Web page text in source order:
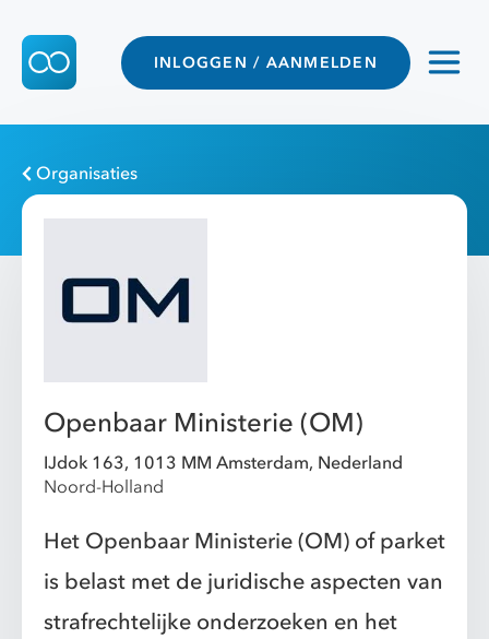
INLOGGEN / AANMELDEN
Organisaties
Openbaar Ministerie (OM)
IJdok 163, 1013 MM Amsterdam, Nederland
Noord-Holland
Het Openbaar Ministerie (OM) of parket
is belast met de juridische aspecten van
strafrechtelijke onderzoeken en het